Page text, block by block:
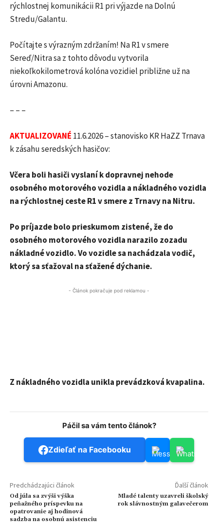
rýchlostnej komunikácii R1 pri výjazde na Dolnú
Stredu/Galantu.
Počítajte s výrazným zdržaním! Na R1 v smere
Sereď/Nitra sa z tohto dôvodu vytvorila
niekoľkokilometrová kolóna vozidiel približne už na
úrovni Amazonu.
– – –
AKTUALIZOVANÉ 11.6.2026 – stanovisko KR HaZZ Trnava
k zásahu seredských hasičov:
Včera boli hasiči vyslaní k dopravnej nehode
osobného motorového vozidla a nákladného vozidla
na rýchlostnej ceste R1 v smere z Trnavy na Nitru.
Po príjazde bolo prieskumom zistené, že do
osobného motorového vozidla narazilo zozadu
nákladné vozidlo. Vo vozidle sa nachádzala vodič,
ktorý sa sťažoval na sťažené dýchanie.
- Článok pokračuje pod reklamou -
Z nákladného vozidla unikla prevádzková kvapalina.
Páčil sa vám tento článok?
Zdieľať na Facebooku
Predchádzajúci článok
Od júla sa zvýši výška
peňažného príspevku na
opatrovanie aj hodinová
sadzba na osobnú asistenciu
Ďalší článok
Mladé talenty uzavreli školský
rok slávnostným galavečerom